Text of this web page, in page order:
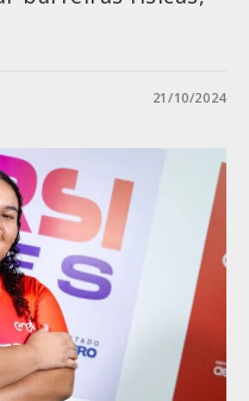
21/10/2024